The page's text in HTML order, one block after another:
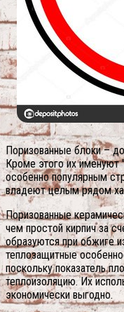
Поризованные блоки –
Кроме этого их именуют
особенно популярным
владеют целым рядом
Поризованные
чем простой кирпич за
образуются при обжиге
теплозащитные
поскольку показатель
теплоизоляцию. Их
экономически выгодно.